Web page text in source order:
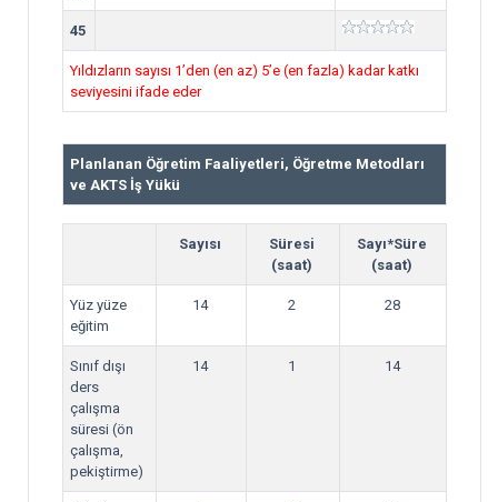
45
Yıldızların sayısı 1’den (en az) 5’e (en fazla) kadar katkı
seviyesini ifade eder
Planlanan Öğretim Faaliyetleri, Öğretme Metodları
ve AKTS İş Yükü
Sayısı
Süresi
(saat)
Sayı*Süre
(saat)
Yüz yüze
eğitim
14 2 28
Sınıf dışı
ders
çalışma
süresi (ön
çalışma,
pekiştirme)
14 1 14